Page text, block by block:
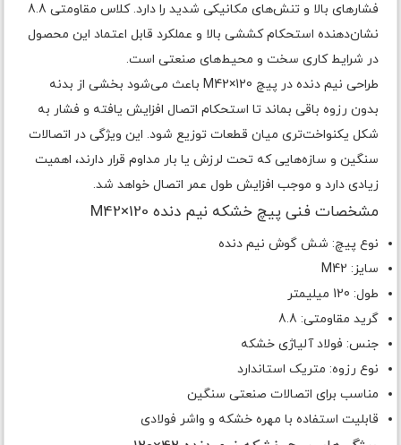
فشارهای بالا و تنش‌های مکانیکی شدید را دارد. کلاس مقاومتی 8.8
نشان‌دهنده استحکام کششی بالا و عملکرد قابل اعتماد این محصول
در شرایط کاری سخت و محیط‌های صنعتی است.
طراحی نیم دنده در پیچ M42×120 باعث می‌شود بخشی از بدنه
بدون رزوه باقی بماند تا استحکام اتصال افزایش یافته و فشار به
شکل یکنواخت‌تری میان قطعات توزیع شود. این ویژگی در اتصالات
سنگین و سازه‌هایی که تحت لرزش یا بار مداوم قرار دارند، اهمیت
زیادی دارد و موجب افزایش طول عمر اتصال خواهد شد.
مشخصات فنی پیچ خشکه نیم دنده M42×120
نوع پیچ: شش گوش نیم دنده
سایز: M42
طول: 120 میلیمتر
گرید مقاومتی: 8.8
جنس: فولاد آلیاژی خشکه
نوع رزوه: متریک استاندارد
مناسب برای اتصالات صنعتی سنگین
قابلیت استفاده با مهره خشکه و واشر فولادی